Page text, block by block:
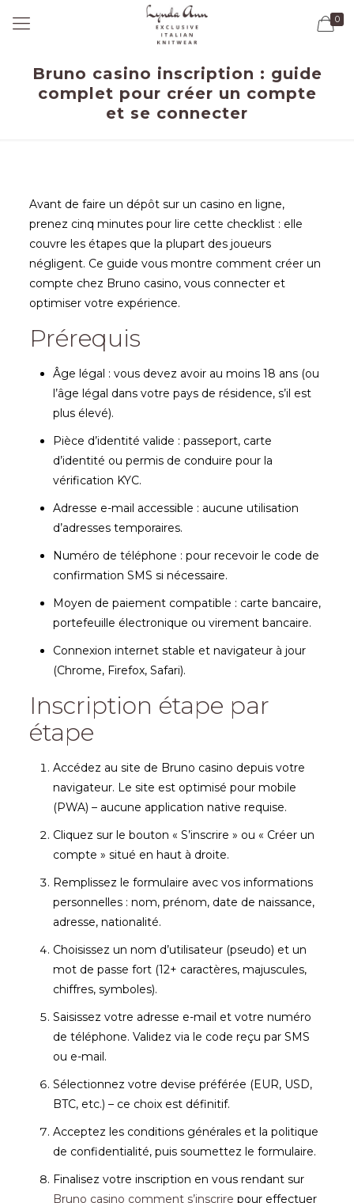
0
Bruno casino inscription : guide
complet pour créer un compte
et se connecter
Avant de faire un dépôt sur un casino en ligne,
prenez cinq minutes pour lire cette checklist : elle
couvre les étapes que la plupart des joueurs
négligent. Ce guide vous montre comment créer un
compte chez Bruno casino, vous connecter et
optimiser votre expérience.
Prérequis
Âge légal : vous devez avoir au moins 18 ans (ou
l’âge légal dans votre pays de résidence, s’il est
plus élevé).
Pièce d’identité valide : passeport, carte
d’identité ou permis de conduire pour la
vérification KYC.
Adresse e-mail accessible : aucune utilisation
d’adresses temporaires.
Numéro de téléphone : pour recevoir le code de
confirmation SMS si nécessaire.
Moyen de paiement compatible : carte bancaire,
portefeuille électronique ou virement bancaire.
Connexion internet stable et navigateur à jour
(Chrome, Firefox, Safari).
Inscription étape par
étape
Accédez au site de Bruno casino depuis votre
navigateur. Le site est optimisé pour mobile
(PWA) – aucune application native requise.
Cliquez sur le bouton « S’inscrire » ou « Créer un
compte » situé en haut à droite.
Remplissez le formulaire avec vos informations
personnelles : nom, prénom, date de naissance,
adresse, nationalité.
Choisissez un nom d’utilisateur (pseudo) et un
mot de passe fort (12+ caractères, majuscules,
chiffres, symboles).
Saisissez votre adresse e-mail et votre numéro
de téléphone. Validez via le code reçu par SMS
ou e-mail.
Sélectionnez votre devise préférée (EUR, USD,
BTC, etc.) – ce choix est définitif.
Acceptez les conditions générales et la politique
de confidentialité, puis soumettez le formulaire.
Finalisez votre inscription en vous rendant sur
Bruno casino comment s’inscrire pour effectuer